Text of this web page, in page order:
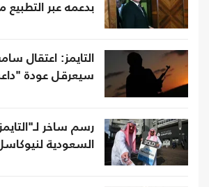
بدعمه عبر التطبيع
التايمز: اعتقال
سيعرقل عودة
رسم ساخر
السعودية